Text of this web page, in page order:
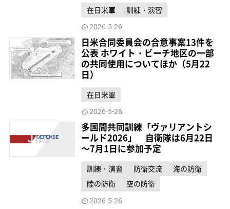
在日米軍 訓練・演習
2026-5-26
日米合同委員会の合意事案13件を
公表 ホワイト・ビーチ地区の一部
の共同使用についてほか（5月22
日）
在日米軍
2026-5-26
多国間共同訓練「ヴァリアントシ
ールド2026」 自衛隊は6月22日
～7月1日に参加予定
訓練・演習 防衛交流
海の防衛
陸の防衛
空の防衛
2026-5-26